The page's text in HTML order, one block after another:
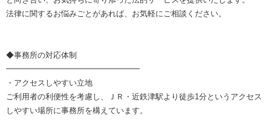
法律に関するお悩みごとがあれば、お気軽にご相談ください。
◆事務所の対応体制
━━━━━━━━━━━━━━━━━
・アクセスしやすい立地
ご利用者の利便性を考慮し、ＪＲ・近鉄津駅より徒歩1分というアクセス
しやすい場所に事務所を構えています。